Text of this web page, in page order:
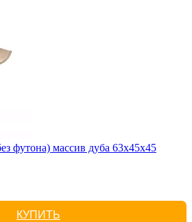
футона) массив дуба 63х45х45
КУПИТЬ